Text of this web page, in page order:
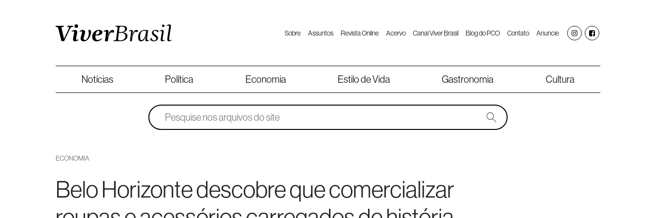
Sobre Assuntos Revista Online Acervo Canal Viver Brasil Blog do PCO Contato Anuncie
Notícias Política Economia Estilo de Vida Gastronomia Cultura
ECONOMIA
Belo Horizonte descobre que comercializar